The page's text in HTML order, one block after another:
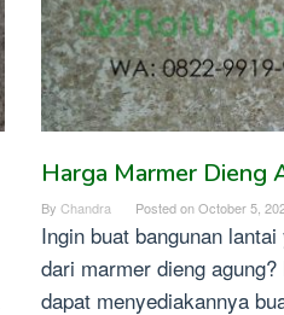
Harga Marmer Dieng
By Chandra Posted onOctober 5,
Ingin buat bangunan
dari marmer dieng
dapat menyediakannya